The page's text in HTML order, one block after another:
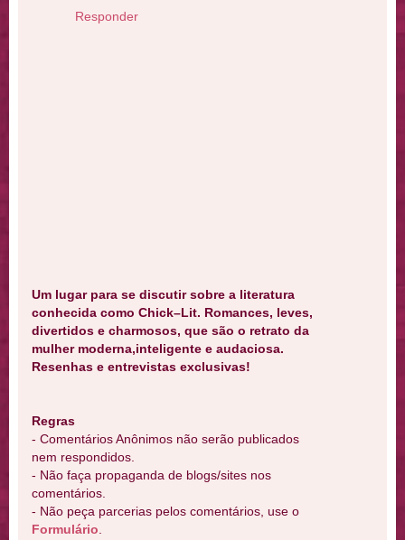
Responder
Um lugar para se discutir sobre a literatura
conhecida como Chick–Lit. Romances, leves,
divertidos e charmosos, que são o retrato da
mulher moderna,inteligente e audaciosa.
Resenhas e entrevistas exclusivas!
Regras
- Comentários Anônimos não serão publicados
nem respondidos.
- Não faça propaganda de blogs/sites nos
comentários.
- Não peça parcerias pelos comentários, use o
Formulário